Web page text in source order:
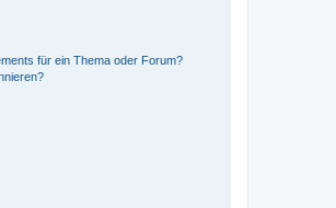
für ein Thema oder Forum?